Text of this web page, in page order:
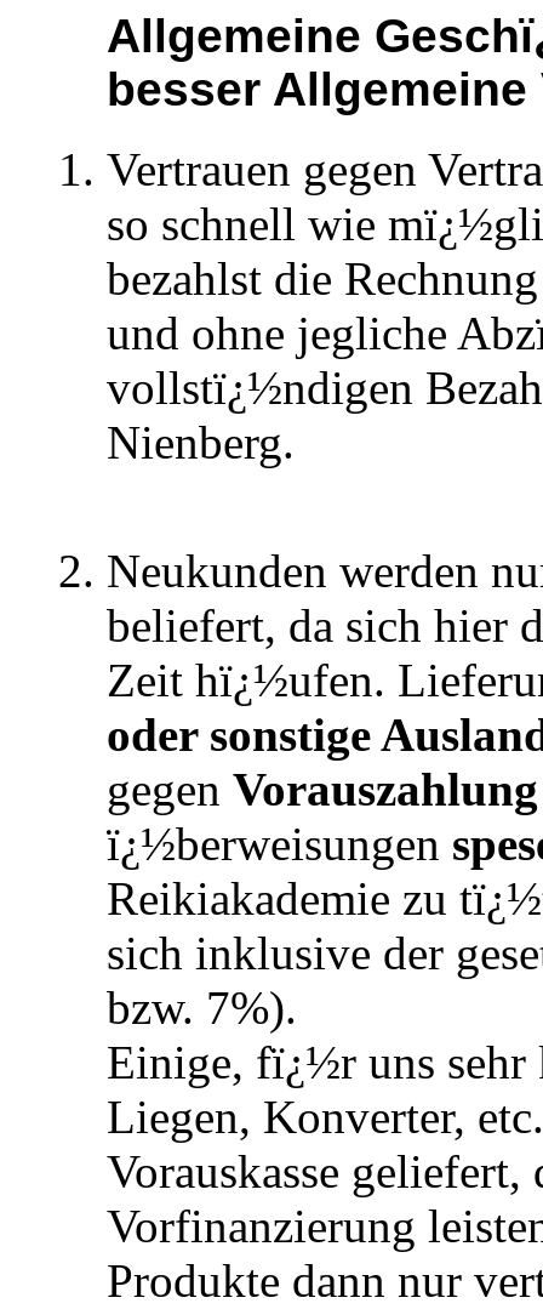
Allgemeine
besser Allgemeine
Vertrauen gegen
so schnell wie
bezahlst die
und ohne jegliche
vollstï¿½ndigen
Nienberg.
Neukunden werden
beliefert, da sich hier
Zeit hï¿½ufen.
oder sonstige
gegen Vorauszahlung
ï¿½berweisungen
Reikiakademie zu
sich inklusive der
bzw. 7%).
Einige, fï¿½r uns
Liegen, Konverter,
Vorauskasse
Vorfinanzierung
Produkte dann nur